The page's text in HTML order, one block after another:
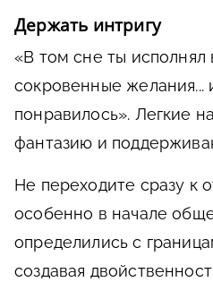
Держать интригу
«В том сне ты исполнял
сокровенные желания...
понравилось». Легкие
фантазию и
Не переходите сразу к
особенно в начале
определились с
создавая